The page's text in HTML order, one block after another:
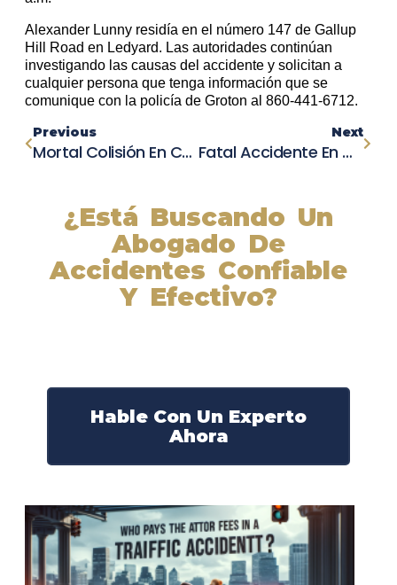
Alexander Lunny residía en el número 147 de Gallup
Hill Road en Ledyard. Las autoridades continúan
investigando las causas del accidente y solicitan a
cualquier persona que tenga información que se
comunique con la policía de Groton al 860-441-6712.
Previous
Mortal Colisión En Cadena En U.S. 287 Deja Un Saldo De Dos Fallecidos
Next
Fatal Accidente En Carretera 99: Conductor Pierde La Vida Al Chocar Contra Un Árbol Cerca De Galt
¿Está Buscando Un
Abogado De
Accidentes Confiable
Y Efectivo?
Hable Con Un Experto
Ahora